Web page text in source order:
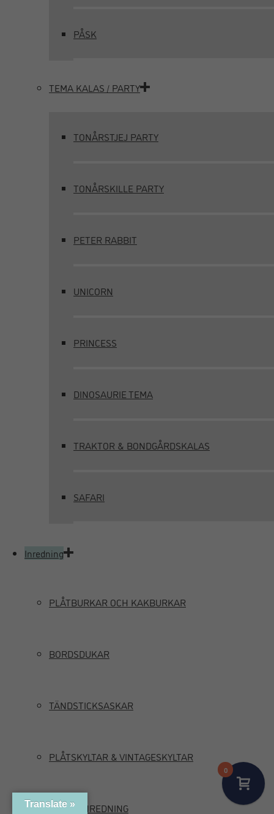
PÅSK
TEMA KALAS / PARTY
TONÅRSTJEJ PARTY
TONÅRSKILLE PARTY
PETER RABBIT
UNICORN
PRINCESS
DINOSAURIE TEMA
TRAKTOR & BONDGÅRDSKALAS
SAFARI
Inredning
PLÅTBURKAR OCH KAKBURKAR
BORDSDUKAR
TÄNDSTICKSASKAR
PLÅTSKYLTAR & VINTAGESKYLTAR
MARIN INREDNING
0
Translate »